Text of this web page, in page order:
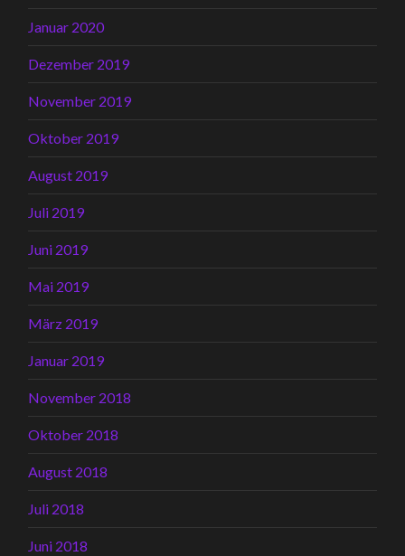
Januar 2020
Dezember 2019
November 2019
Oktober 2019
August 2019
Juli 2019
Juni 2019
Mai 2019
März 2019
Januar 2019
November 2018
Oktober 2018
August 2018
Juli 2018
Juni 2018